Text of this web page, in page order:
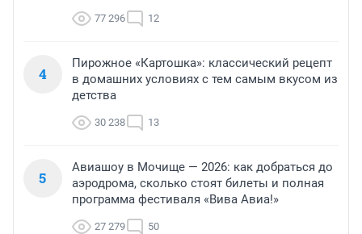
77 296 12
4
Пирожное «Картошка»: классический рецепт
в домашних условиях с тем самым вкусом из
детства
30 238 13
5
Авиашоу в Мочище — 2026: как добраться до
аэродрома, сколько стоят билеты и полная
программа фестиваля «Вива Авиа!»
27 279 50